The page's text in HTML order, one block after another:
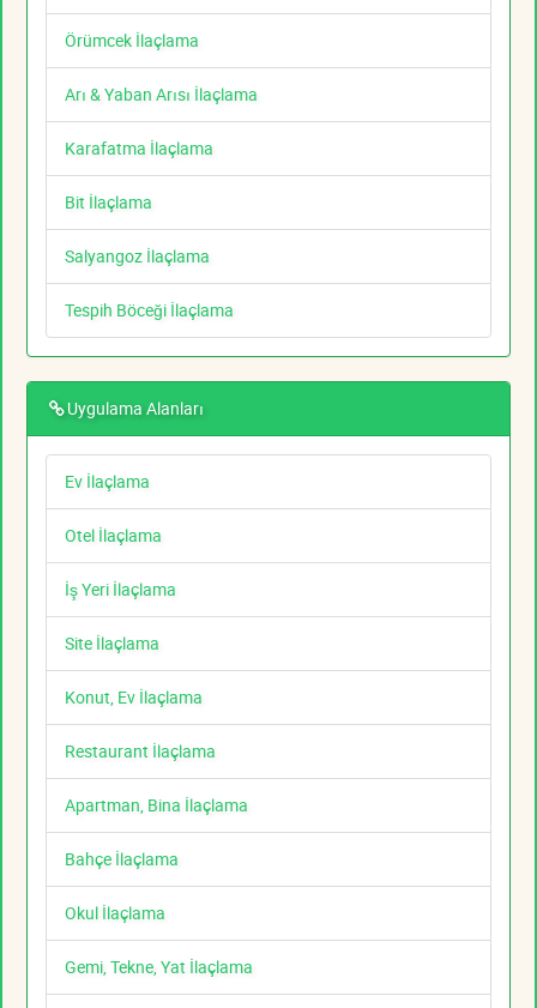
Örümcek İlaçlama
Arı & Yaban Arısı İlaçlama
Karafatma İlaçlama
Bit İlaçlama
Salyangoz İlaçlama
Tespih Böceği İlaçlama
Uygulama Alanları
Ev İlaçlama
Otel İlaçlama
İş Yeri İlaçlama
Site İlaçlama
Konut, Ev İlaçlama
Restaurant İlaçlama
Apartman, Bina İlaçlama
Bahçe İlaçlama
Okul İlaçlama
Gemi, Tekne, Yat İlaçlama